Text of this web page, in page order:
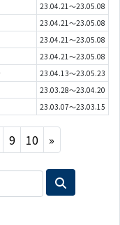
23.04.21～23.05.08
23.04.21～23.05.08
23.04.21～23.05.08
23.04.21～23.05.08
23.04.13～23.05.23
23.03.28～23.04.20
23.03.07～23.03.15
9 10 »